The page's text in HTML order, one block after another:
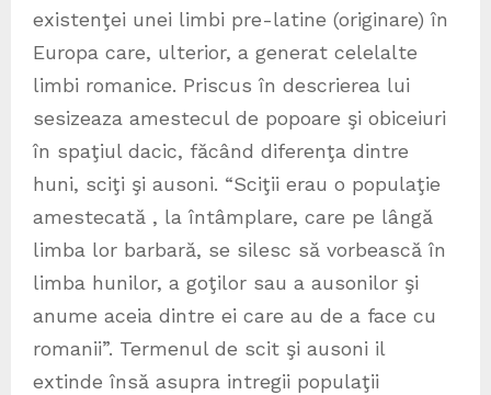
existenţei unei limbi pre-latine (originare) în
Europa care, ulterior, a generat celelalte
limbi romanice. Priscus în descrierea lui
sesizeaza amestecul de popoare şi obiceiuri
în spaţiul dacic, făcând diferenţa dintre
huni, sciţi şi ausoni. “Sciţii erau o populaţie
amestecată , la întâmplare, care pe lângă
limba lor barbară, se silesc să vorbească în
limba hunilor, a goţilor sau a ausonilor şi
anume aceia dintre ei care au de a face cu
romanii”. Termenul de scit şi ausoni il
extinde însă asupra intregii populaţii